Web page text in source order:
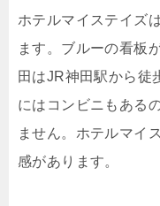
ホテルマイステイズ
ます。ブルーの看板
田はJR神田駅から徒
にはコンビニもある
ません。ホテルマイ
感があります。